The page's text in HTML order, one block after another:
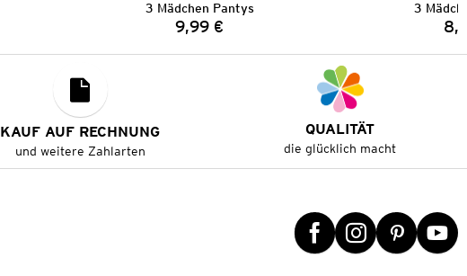
3 Mädchen Pantys
Preis:
9,99 €
3
KAUF AUF RECHNUNG
und weitere Zahlarten
QUALITÄT
die glücklich macht